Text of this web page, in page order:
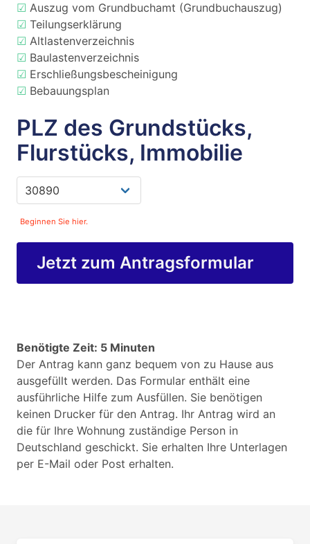
☑ Auszug vom Grundbuchamt (Grundbuchauszug)
☑ Teilungserklärung
☑ Altlastenverzeichnis
☑ Baulastenverzeichnis
☑ Erschließungsbescheinigung
☑ Bebauungsplan
PLZ des Grundstücks,
Flurstücks, Immobilie
Beginnen Sie hier.
Jetzt zum Antragsformular
Benötigte Zeit: 5 Minuten
Der Antrag kann ganz bequem von zu Hause aus
ausgefüllt werden. Das Formular enthält eine
ausführliche Hilfe zum Ausfüllen. Sie benötigen
keinen Drucker für den Antrag. Ihr Antrag wird an
die für Ihre Wohnung zuständige Person in
Deutschland geschickt. Sie erhalten Ihre Unterlagen
per E-Mail oder Post erhalten.